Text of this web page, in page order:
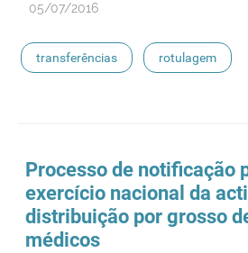
05/07/2016
transferências rotulagem
Processo de notificação
exercício nacional da
distribuição por grosso
médicos